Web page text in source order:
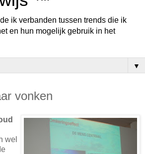
ik verbanden tussen trends die ik
en hun mogelijk gebruik in het
▼
vonken
wel